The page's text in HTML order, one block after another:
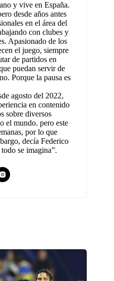
y vive en España.
desde años antes
en el área del
con clubes y
Apasionado de los
el juego, siempre
de partidos en
puedan servir de
Porque la pausa es
agosto del 2022,
en contenido
sobre diversos
el mundo. pero este
por lo que
decía Federico
se imagina”.